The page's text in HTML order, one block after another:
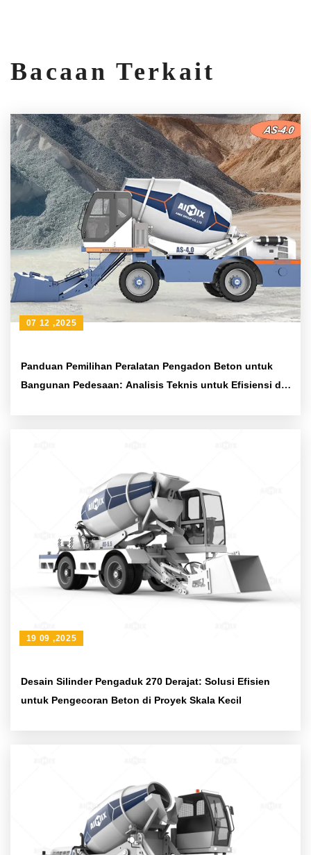
Bacaan Terkait
Panduan Pemilihan Peralatan Pengadon Beton untuk
Bangunan Pedesaan: Analisis Teknis untuk Efisiensi dan
07 12 ,2025
Desain Silinder Pengaduk 270 Derajat: Solusi Efisien
untuk Pengecoran Beton di Proyek Skala Kecil
19 09 ,2025